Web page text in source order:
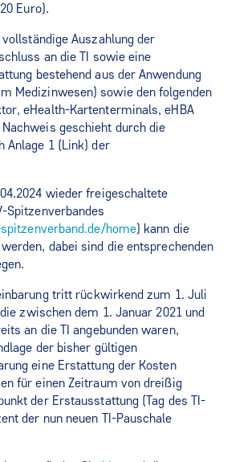
Euro).
Auszahlung der
an die TI sowie eine
bestehend aus der Anwendung
Medizinwesen) sowie den folgenden
eHealth-Kartenterminals, eHBA
Nachweis geschieht durch die
Anlage 1 (Link) der
wieder freigeschaltete
Spitzenverbandes
home) kann die
dabei sind die entsprechenden
tritt rückwirkend zum 1. Juli
zwischen dem 1. Januar 2021 und
an die TI angebunden waren,
der bisher gültigen
eine Erstattung der Kosten
für einen Zeitraum von dreißig
der Erstausstattung (Tag des TI-
der nun neuen TI-Pauschale